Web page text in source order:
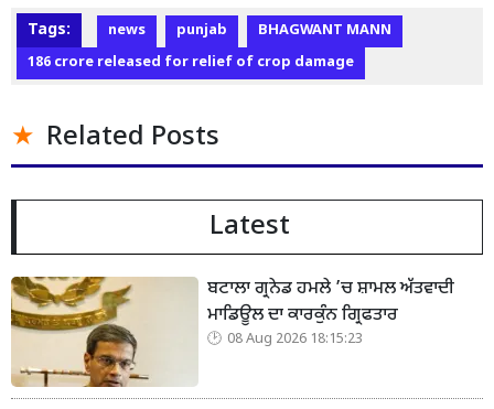
Tags: news punjab
BHAGWANT MANN
186 crore released for relief of crop damage
Related Posts
Latest
ਬਟਾਲਾ ਗ੍ਰਨੇਡ ਹਮਲੇ ’ਚ ਸ਼ਾਮਲ ਅੱਤਵਾਦੀ
ਮਾਡਿਊਲ ਦਾ ਕਾਰਕੁੰਨ ਗ੍ਰਿਫਤਾਰ
08 Aug 2026 18:15:23